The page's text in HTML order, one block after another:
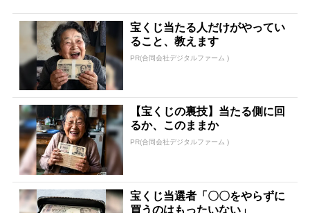
宝くじ当たる人だけがやってい
ること、教えます
PR(合同会社デジタルファーム )
【宝くじの裏技】当たる側に回
るか、このままか
PR(合同会社デジタルファーム )
宝くじ当選者「〇〇をやらずに
買うのはもったいない」